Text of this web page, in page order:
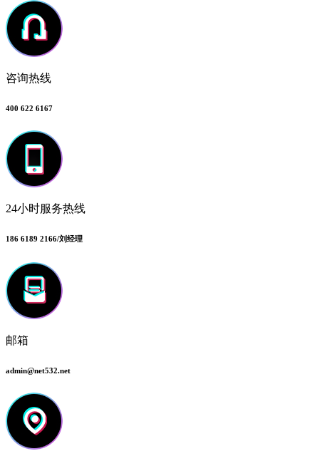
咨询热线
400 622 6167
24小时服务热线
186 6189 2166/刘经理
邮箱
admin@net532.net